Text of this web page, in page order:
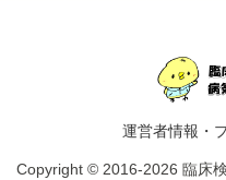
運営者情報・
Copyright © 2016-2026 臨床